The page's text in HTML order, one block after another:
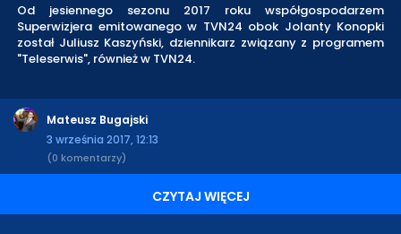
Od jesiennego sezonu 2017 roku współgospodarzem
Superwizjera emitowanego w TVN24 obok Jolanty Konopki
został Juliusz Kaszyński, dziennikarz związany z programem
"Teleserwis", również w TVN24.
Mateusz Bugajski
3 września 2017, 12:13
(0 komentarzy)
CZYTAJ WIĘCEJ